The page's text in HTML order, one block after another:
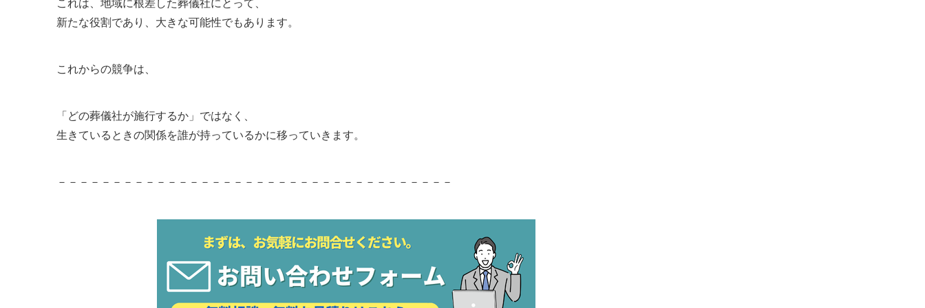
これは、地域に根差した葬儀社にとって、
新たな役割であり、大きな可能性でもあります。
これからの競争は、
「どの葬儀社が施行するか」ではなく、
生きているときの関係を誰が持っているかに移っていきます。
－－－－－－－－－－－－－－－－－－－－－－－－－－－－－－－－－－－－